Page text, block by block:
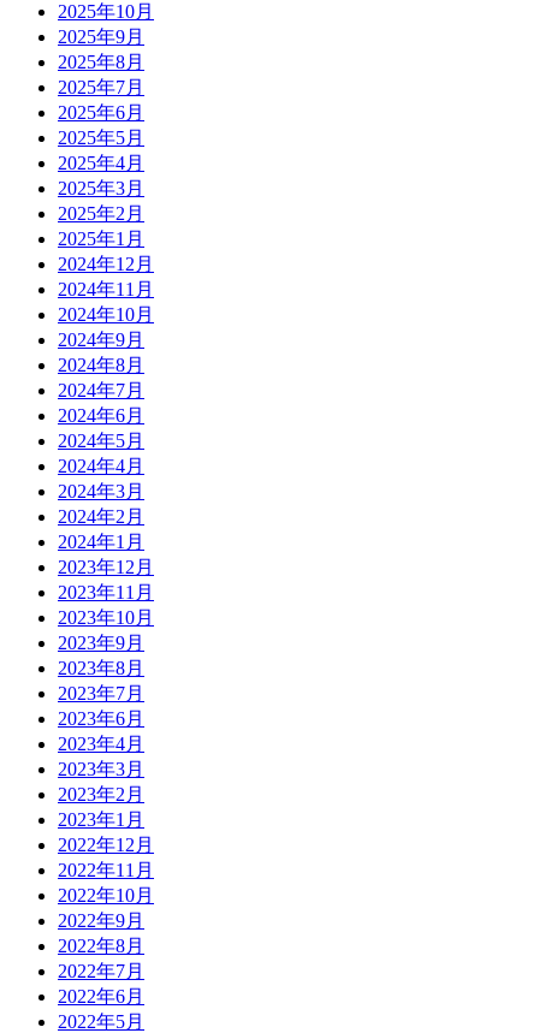
2025年10月
2025年9月
2025年8月
2025年7月
2025年6月
2025年5月
2025年4月
2025年3月
2025年2月
2025年1月
2024年12月
2024年11月
2024年10月
2024年9月
2024年8月
2024年7月
2024年6月
2024年5月
2024年4月
2024年3月
2024年2月
2024年1月
2023年12月
2023年11月
2023年10月
2023年9月
2023年8月
2023年7月
2023年6月
2023年4月
2023年3月
2023年2月
2023年1月
2022年12月
2022年11月
2022年10月
2022年9月
2022年8月
2022年7月
2022年6月
2022年5月